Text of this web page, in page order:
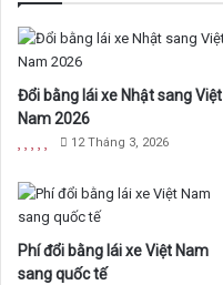
o
k
Đổi bằng lái xe Nhật sang Việt
Nam 2026
12 Tháng 3, 2026
Phí đổi bằng lái xe Việt Nam
sang quốc tế